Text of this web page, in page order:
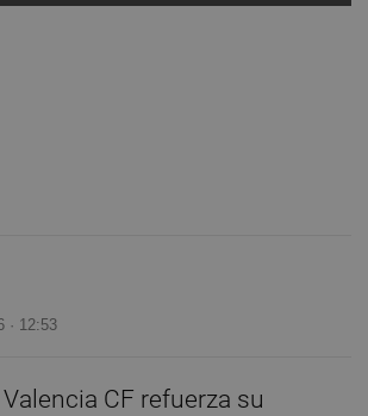
· 12:53
Valencia CF refuerza su